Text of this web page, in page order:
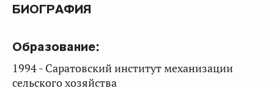
БИОГРАФИЯ
Образование:
1994 - Саратовский институт механизации
сельского хозяйства